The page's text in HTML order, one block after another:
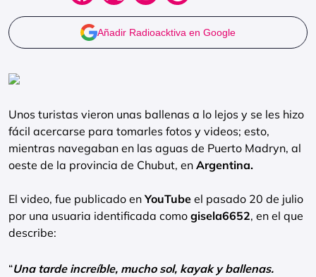
Añadir Radioacktiva en Google
Unos turistas vieron unas ballenas a lo lejos y se les hizo
fácil acercarse para tomarles fotos y videos; esto,
mientras navegaban en las aguas de Puerto Madryn, al
oeste de la provincia de Chubut, en Argentina.
El video, fue publicado en YouTube el pasado 20 de julio
por una usuaria identificada como gisela6652, en el que
describe:
“Una tarde increíble, mucho sol, kayak y ballenas.